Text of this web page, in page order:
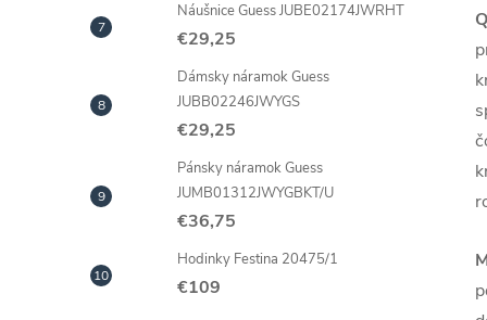
Náušnice Guess JUBE02174JWRHT
€29,25
Dámsky náramok Guess
JUBB02246JWYGS
€29,25
Pánsky náramok Guess
JUMB01312JWYGBKT/U
€36,75
Hodinky Festina 20475/1
€109